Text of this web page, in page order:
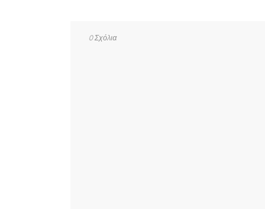
0 Σχόλια